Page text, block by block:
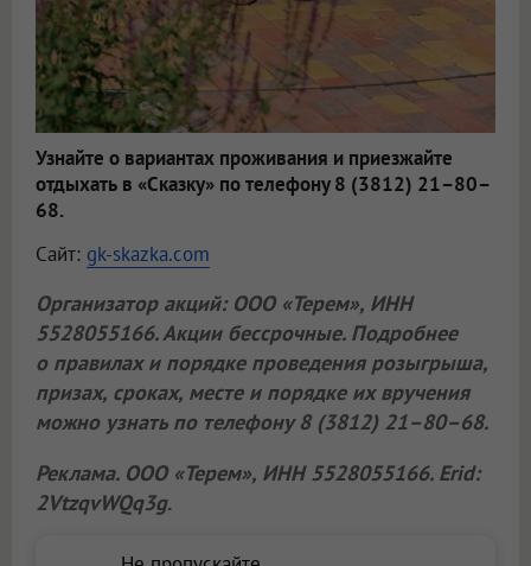
Узнайте о вариантах проживания и приезжайте
отдыхать в «Сказку» по телефону 8 (3812) 21–80–
68.
Сайт: gk-skazka.com
Организатор акций: ООО «Терем», ИНН
5528055166. Акции бессрочные. Подробнее
о правилах и порядке проведения розыгрыша,
призах, сроках, месте и порядке их вручения
можно узнать по телефону 8 (3812) 21–80–68.
Реклама. ООО «Терем», ИНН 5528055166. Erid:
2VtzqvWQq3g.